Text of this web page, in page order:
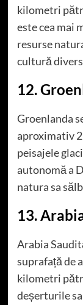
kilometri
este cea mai
resurse
cultură
12.
Groenlanda
aproximativ
peisajele
autonomă a
natura sa
13.
Arabia
suprafață de
kilometri
deșerturile